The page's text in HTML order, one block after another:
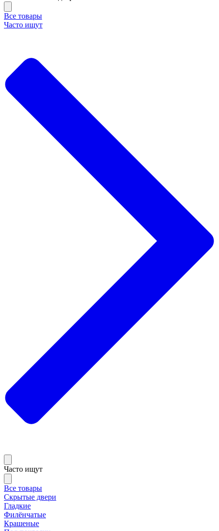
Все товары
Часто ищут
Часто ищут
Все товары
Скрытые двери
Гладкие
Филёнчатые
Крашеные